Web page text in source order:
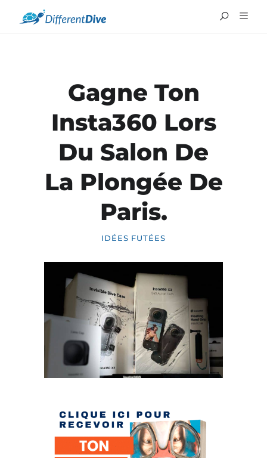
Gagne Ton
Insta360 Lors
Du Salon De
La Plongée De
Paris.
IDÉES FUTÉES